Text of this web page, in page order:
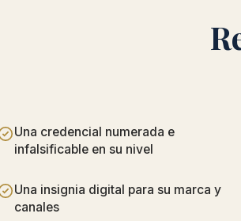
Una credencial numerada e
infalsificable en su nivel
Una insignia digital para su marca y
canales